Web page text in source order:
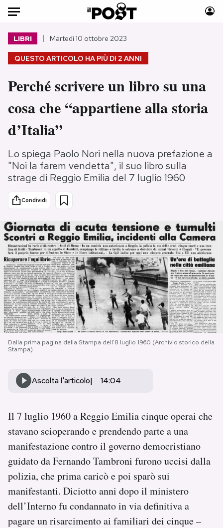
Auto
HOME
Italia
Politica
Tecnologia
Scienza
Cultura
Economia
Sport
Moda
Consumismi
Media
Europa
Altrecose
PODCAST
NEWSLETTER
I MIEI PREFERITI
SHOP
CALENDARIO
Area Personale
Newsletter
Hai bisogno di aiuto?
Esci
QUESTO ARTICOLO HA PIÙ DI 2 ANNI
LIBRI Martedì 10 ottobre 2023
Perché scrivere un libro su una
cosa che “appartiene alla storia
d’Italia”
Lo spiega Paolo Nori nella nuova prefazione a
"Noi la farem vendetta", il suo libro sulla
strage di Reggio Emilia del 7 luglio 1960
Condividi
Dalla prima pagina della Stampa dell'8 luglio 1960 (Archivio storico della
Stampa)
Ascolta l'articolo 14:04
Il 7 luglio 1960 a Reggio Emilia cinque operai che
stavano scioperando e prendendo parte a una
manifestazione contro il governo democristiano
guidato da Fernando Tambroni furono uccisi dalla
polizia, che prima caricò e poi sparò sui
manifestanti. Diciotto anni dopo il ministero
dell’Interno fu condannato in via definitiva a
pagare un risarcimento ai familiari dei cinque –